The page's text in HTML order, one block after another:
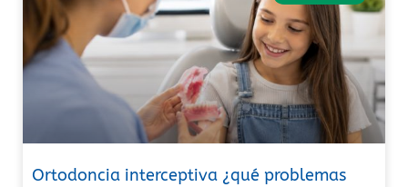
Ortodoncia interceptiva ¿qué problemas